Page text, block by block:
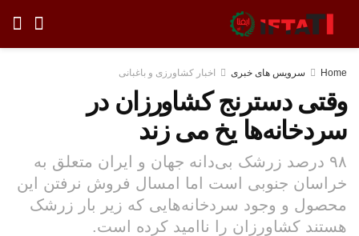
Home سرویس های خبری اخبار کشاورزی و باغبانی
وقتی دسترنج کشاورزان در
سردخانه‌ها یخ می زند
۹۸ درصد زرشک بی‌دانه جهان و ایران متعلق به
خراسان جنوبی است اما امسال فروش نرفتن این
محصول و وجود سردخانه‌هایی که زیر بار زرشک
هستند کشاورزان را ناامید کرده است.